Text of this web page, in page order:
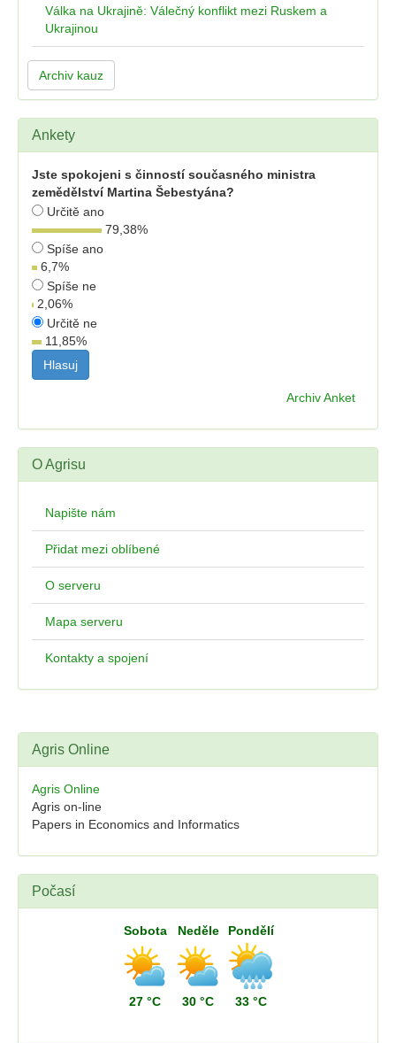
Válka na Ukrajině: Válečný konflikt mezi Ruskem a
Ukrajinou
Archiv kauz
Ankety
Jste spokojeni s činností současného ministra
zemědělství Martina Šebestyána?
Určitě ano
79,38%
Spíše ano
6,7%
Spíše ne
2,06%
Určitě ne
11,85%
Archiv Anket
O Agrisu
Napište nám
Přidat mezi oblíbené
O serveru
Mapa serveru
Kontakty a spojení
Agris Online
Agris Online
Agris on-line
Papers in Economics and Informatics
Počasí
Sobota
27 °C
Neděle
30 °C
Pondělí
33 °C